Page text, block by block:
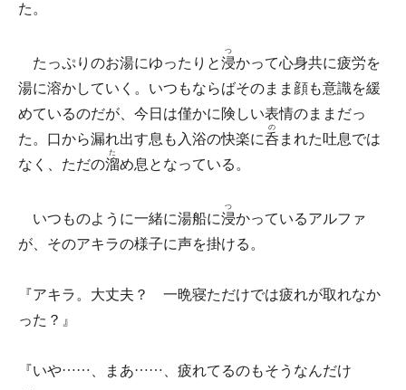
た。
たっぷりのお湯にゆったりと浸
つ
かって心身共に疲労を
湯に溶かしていく。いつもならばそのまま顔も意識を緩
めているのだが、今日は僅かに険しい表情のままだっ
た。口から漏れ出す息も入浴の快楽に呑
の
まれた吐息では
なく、ただの溜
た
め息となっている。
いつものように一緒に湯船に浸
つ
かっているアルファ
が、そのアキラの様子に声を掛ける。
『アキラ。大丈夫？ 一晩寝ただけでは疲れが取れなか
った？』
『いや……、まあ……、疲れてるのもそうなんだけ